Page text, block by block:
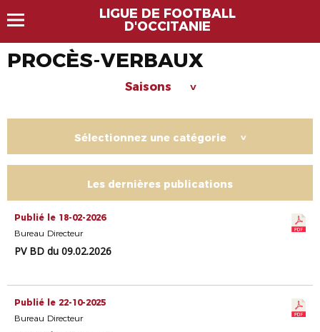
LIGUE DE FOOTBALL
D'OCCITANIE
PROCÈS-VERBAUX
Saisons >
Sélectionnez une catégorie >
Les dernières publications
Publié le 18-02-2026
Bureau Directeur
PV BD du 09.02.2026
Publié le 22-10-2025
Bureau Directeur